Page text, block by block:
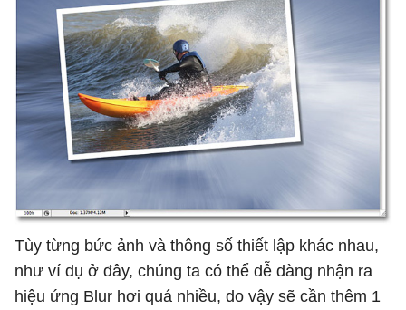
Tùy từng bức ảnh và thông số thiết lập khác nhau,
như ví dụ ở đây, chúng ta có thể dễ dàng nhận ra
hiệu ứng Blur hơi quá nhiều, do vậy sẽ cần thêm 1